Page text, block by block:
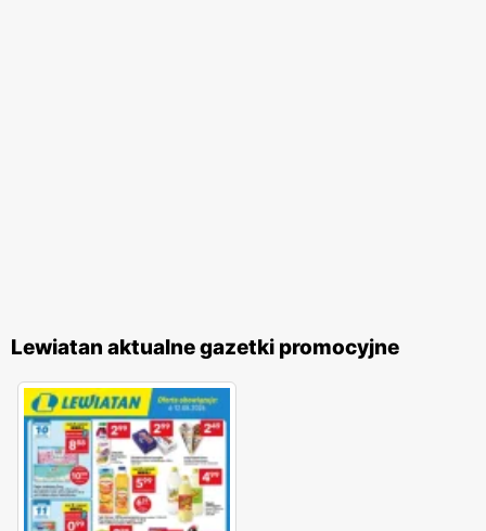
Lewiatan aktualne gazetki promocyjne